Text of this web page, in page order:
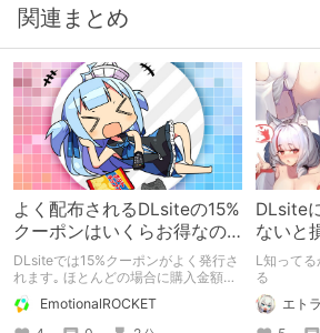
関連まとめ
よく配布されるDLsiteの15%
クーポンはいくらお得なの
か?
DLsiteでは15%クーポンがよく発行さ
れます｡ ほとんどの場合に購入金額の
下限が設けられているので､それに合
わせてまとめ買いしがちです｡ では､
15%クーポンで私達はどれくらい得を
EmotionalROCKET
DLsite
ないと
L知って
る
エト